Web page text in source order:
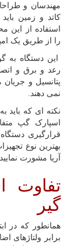
مهندسان و
کاتد و زمین
استفاده از
را از طریق یک
این دستگاه به
رعد و برق و
پتانسیل و جریان
نمی دهند.
نکته ای که
اسپارک گپ
قرارگیری
بهترین نوع
آریا مشورت نمایید.
تفاوت
گیر
همانطور که در
برابر ولتاژهای